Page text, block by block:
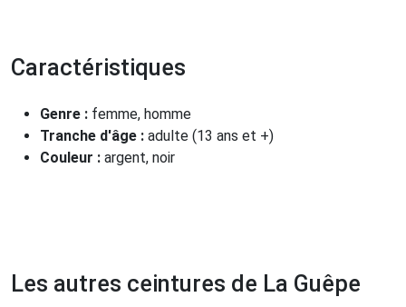
Caractéristiques
Genre : femme, homme
Tranche d'âge : adulte (13 ans et +)
Couleur : argent, noir
Les autres ceintures de La Guêpe